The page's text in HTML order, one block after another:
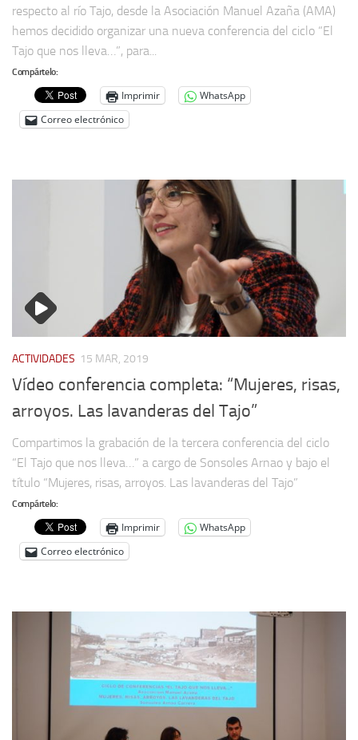
respecto al río Tajo, desde la Asociación Manuel Azaña (AMA)
hemos decidido organizar una nueva conferencia del ciclo “El
Tajo que nos lleva…”, para...
Compártelo:
Imprimir
WhatsApp
Correo electrónico
ACTIVIDADES 15 MAR, 2019
Vídeo conferencia completa: “Mujeres, risas,
arroyos. Las lavanderas del Tajo”
Compartimos la grabación de la tercera conferencia del ciclo
“El Tajo que nos lleva…” a cargo de Sonsoles Arnao y bajo el
título “Mujeres, risas, arroyos. Las lavanderas del Tajo”
Compártelo:
Imprimir
WhatsApp
Correo electrónico